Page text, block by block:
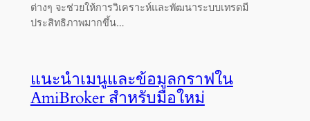
ต่างๆ จะช่วยให้การวิเคราะห์และพัฒนาระบบเทรดมี
ประสิทธิภาพมากขึ้น…
แนะนำเมนูและข้อมูลกราฟใน
AmiBroker สำหรับมือใหม่